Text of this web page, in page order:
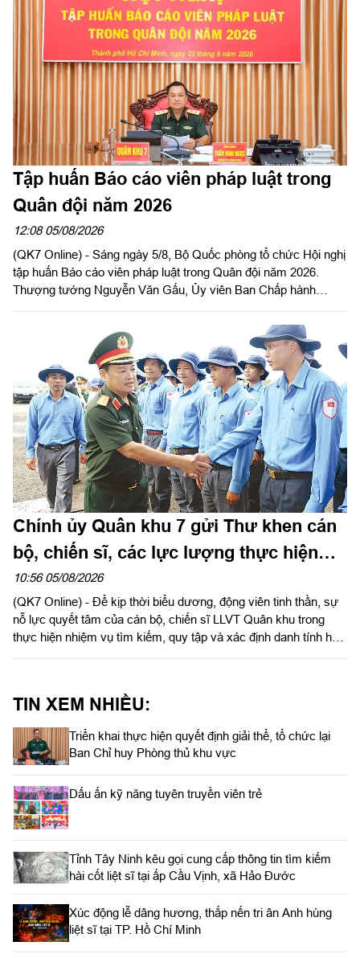
Tập huấn Báo cáo viên pháp luật trong
Quân đội năm 2026
12:08 05/08/2026
(QK7 Online) - Sáng ngày 5/8, Bộ Quốc phòng tổ chức Hội nghị
tập huấn Báo cáo viên pháp luật trong Quân đội năm 2026.
Thượng tướng Nguyễn Văn Gấu, Ủy viên Ban Chấp hành
Bộ Quốc phòng, Chủ tịch Hội đồng Phổ biến, giáo dục pháp luật
Bộ Quốc phòng chủ trì hội nghị. Hội nghị được tổ chức bằng
hình thức trực tiếp kết hợp với trực tuyến tại 122 điểm cầu
trong toàn quân.
Chính ủy Quân khu 7 gửi Thư khen cán
bộ, chiến sĩ, các lực lượng thực hiện
nhiệm vụ tìm kiếm, quy tập và xác định
danh tính hài cốt liệt sĩ
10:56 05/08/2026
(QK7 Online) - Để kịp thời biểu dương, động viên tinh thần, sự
nỗ lực quyết tâm của cán bộ, chiến sĩ LLVT Quân khu trong
thực hiện nhiệm vụ tìm kiếm, quy tập và xác định danh tính hài
định danh tính hài cốt liệt sĩ. Báo Quân khu đăng toàn văn Thư
khen của đồng chí Chính ủy Quân khu 7.
TIN XEM NHIỀU:
Triển khai thực hiện quyết định giải thể, tổ chức lại
Ban Chỉ huy Phòng thủ khu vực
Dấu ấn kỹ năng tuyên truyền viên trẻ
Tỉnh Tây Ninh kêu gọi cung cấp thông tin tìm kiếm
hài cốt liệt sĩ tại ấp Cầu Vịnh, xã Hảo Đước
Xúc động lễ dâng hương, thắp nến tri ân Anh hùng
liệt sĩ tại TP. Hồ Chí Minh